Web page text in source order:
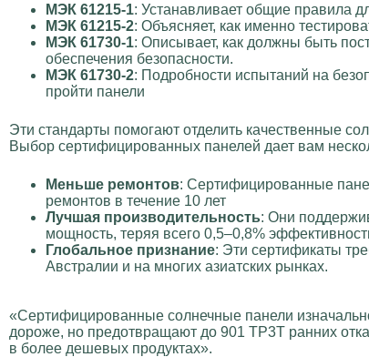
МЭК 61215-1: Устанавливает общие правила
МЭК 61215-2: Объясняет, как именно
МЭК 61730-1: Описывает, как должны быть
обеспечения безопасности.
МЭК 61730-2: Подробности испытаний на
пройти панели
Эти стандарты помогают отделить качественные
Выбор сертифицированных панелей дает вам
Меньше ремонтов: Сертифицированные
ремонтов в течение 10 лет
Лучшая производительность: Они
мощность, теряя всего 0,5–0,8%
Глобальное признание: Эти сертификаты
Австралии и на многих азиатских рынках.
«Сертифицированные солнечные панели
дороже, но предотвращают до 901 TP3T ранних
в более дешевых продуктах».